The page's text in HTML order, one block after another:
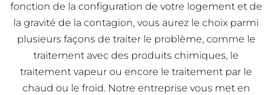
fonction de la configuration de votre logement et de
la gravité de la contagion, vous aurez le choix parmi
plusieurs façons de traiter le problème, comme le
traitement avec des produits chimiques, le
traitement vapeur ou encore le traitement par le
chaud ou le froid. Notre entreprise vous met en